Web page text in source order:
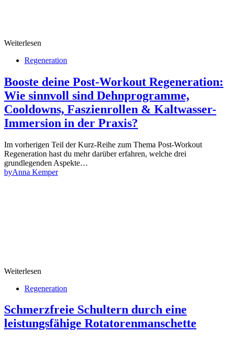
Weiterlesen
Regeneration
Booste deine Post-Workout Regeneration:
Wie sinnvoll sind Dehnprogramme,
Cooldowns, Faszienrollen & Kaltwasser-
Immersion in der Praxis?
Im vorherigen Teil der Kurz-Reihe zum Thema Post-Workout
Regeneration hast du mehr darüber erfahren, welche drei
grundlegenden Aspekte…
byAnna Kemper
Weiterlesen
Regeneration
Schmerzfreie Schultern durch eine
leistungsfähige Rotatorenmanschette